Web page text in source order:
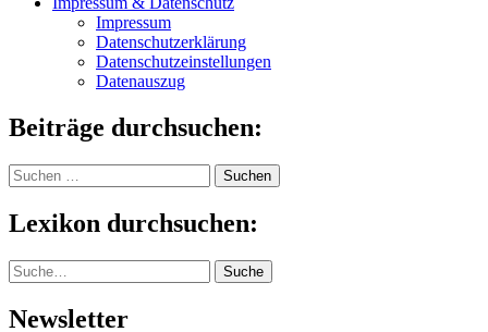
Impressum
Datenschutzerklärung
Datenschutzeinstellungen
Datenauszug
Beiträge durchsuchen:
Suchen
nach:
Lexikon durchsuchen:
Suche Suche
Newsletter